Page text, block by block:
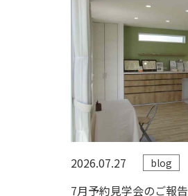
2026.07.27 blog
7月予約見学会のご報告